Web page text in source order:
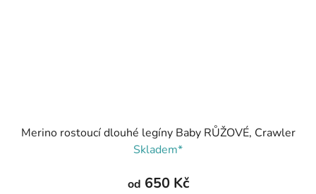
Merino rostoucí dlouhé legíny Baby RŮŽOVÉ, Crawler
Skladem*
od 650 Kč